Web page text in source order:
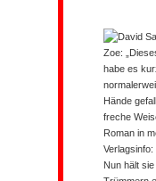
Zoe:
habe es
Hände
freche
Roman in
Verlagsinfo:
Nun hält